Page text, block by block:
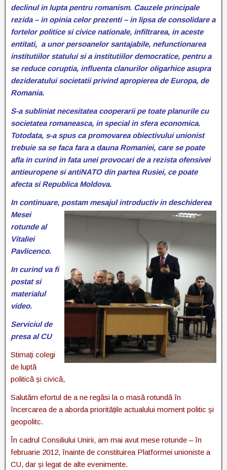
declinul in lupta pentru romanism. Cauzele principale
rezida – in opinia celor prezenti – in lipsa de consolidare a
fortelor politice si civice nationale, infiltrarea, in aceste
entitati, a unor persoanelor santajabile, nefunctionarea
institutiilor statului si a institutiilor democratice, pentru a
se reduce coruptia, influenta clanurilor oligarhice asupra
dezideratului societatii privind apropierea de Europa, de
Romania.
S-a subliniat necesitatea cooperarii pe toate planurile cu
societatea romaneasca, in special in sfera economica.
Totodata, s-a spus ca promovarea obiectivului unionist
trebuie sa se faca fara a dauna Romaniei, care se poate
afla in curind in fata unei provocari de a rezista ofensivei
antieuropene si antiNATO din partea Rusiei, ce poate
afecta si Republica Moldova.
In continuare, postam mesajul introductiv in deschiderea
Mesei
rotunde al
Vitaliei
Pavlicenco.
In curind va fi
postat si
materialul
video.
Serviciul de
presa al CU
Stimați colegi
de luptă
politică și civică,
Salutăm efortul de a ne regăsi la o masă rotundă în
încercarea de a aborda prioritățile actualului moment politic și
geopolitc.
În cadrul Consiliului Unirii, am mai avut mese rotunde – în
februarie 2012, înainte de constituirea Platformei unioniste a
CU, dar și legat de alte evenimente.